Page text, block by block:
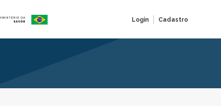
Login Cadastro